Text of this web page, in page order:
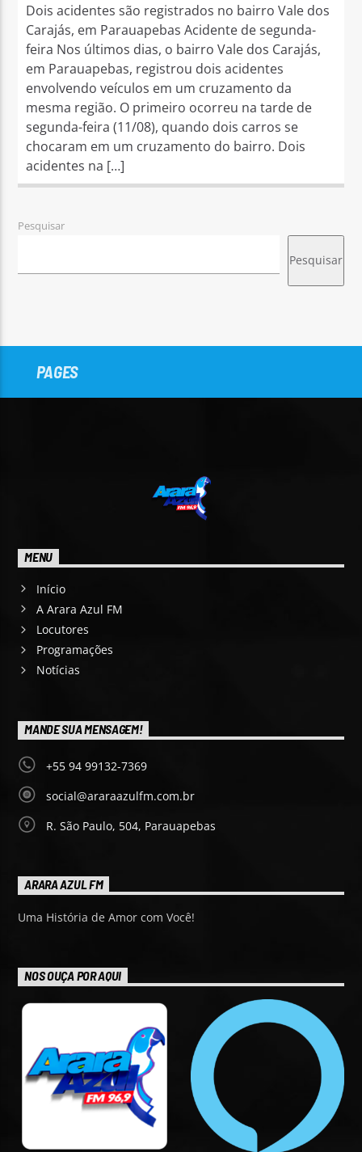
Dois acidentes são registrados no bairro Vale dos
Carajás, em Parauapebas Acidente de segunda-
feira Nos últimos dias, o bairro Vale dos Carajás,
em Parauapebas, registrou dois acidentes
envolvendo veículos em um cruzamento da
mesma região. O primeiro ocorreu na tarde de
segunda-feira (11/08), quando dois carros se
chocaram em um cruzamento do bairro. Dois
acidentes na […]
Pesquisar
Pesquisar
PAGES
MENU
Início
A Arara Azul FM
Locutores
Programações
Notícias
MANDE SUA MENSAGEM!
+55 94 99132-7369
social@araraazulfm.com.br
R. São Paulo, 504, Parauapebas
ARARA AZUL FM
Uma História de Amor com Você!
NOS OUÇA POR AQUI